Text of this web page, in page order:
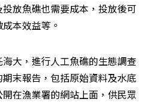
放魚礁也需要成本，投放後可
本效益等。
大，進行人工魚礁的生態調查
末報告，包括原始資料及水底
在漁業署的網站上面，供民眾